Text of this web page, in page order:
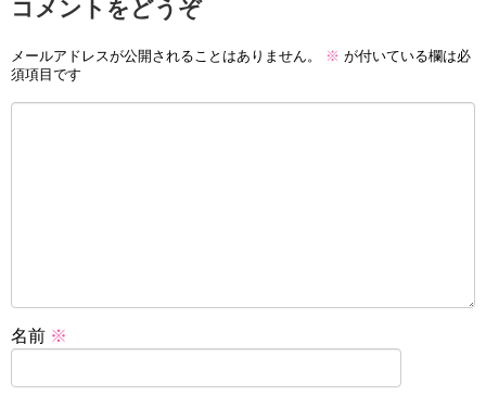
コメントをどうぞ
メールアドレスが公開されることはありません。 ※ が付いている欄は必
須項目です
名前 ※